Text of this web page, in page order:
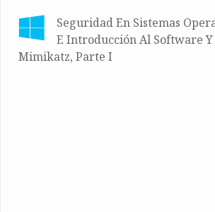
Seguridad En Sistemas
E Introducción Al Software
Mimikatz, Parte I